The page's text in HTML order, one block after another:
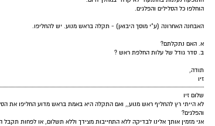
הוחלפו כל הסלילים והפלגים.
האבחנה האחרונה (ע"י מוסך היבואן) - תקלה בראש מנוע. יש להחליפו.
א. האם נתקלתם?
ב. סדר גודל של עלות החלפת ראש ?
תודה,
זיו
שלום זיו
לא הייתי רץ להחליף ראש מנוע,, ואם התקלה היא באמת בראש מדוע החליפו את
והפלגים?
אני מזמין אותך אלינו לבדיקה ללא התחייבות מצידך וללא תשלום, או לפחות תקבל